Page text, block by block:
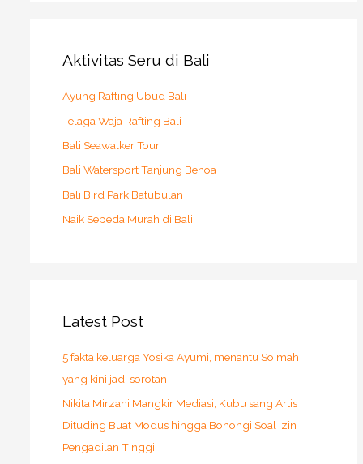
Aktivitas Seru di Bali
Ayung Rafting Ubud Bali
Telaga Waja Rafting Bali
Bali Seawalker Tour
Bali Watersport Tanjung Benoa
Bali Bird Park Batubulan
Naik Sepeda Murah di Bali
Latest Post
5 fakta keluarga Yosika Ayumi, menantu Soimah
yang kini jadi sorotan
Nikita Mirzani Mangkir Mediasi, Kubu sang Artis
Dituding Buat Modus hingga Bohongi Soal Izin
Pengadilan Tinggi